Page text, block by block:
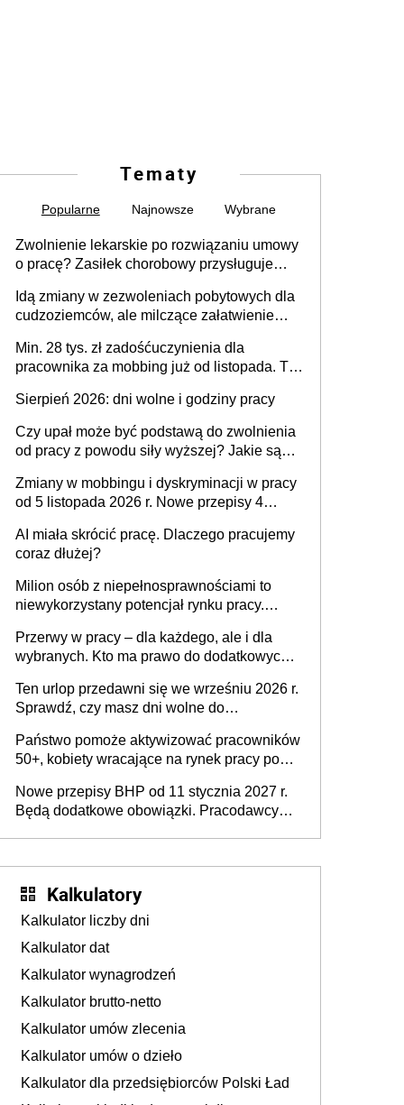
Tematy
Popularne Najnowsze Wybrane
Zwolnienie lekarskie po rozwiązaniu umowy
o pracę? Zasiłek chorobowy przysługuje
dni od ustania stosunku pracy
Idą zmiany w zezwoleniach pobytowych dla
cudzoziemców, ale milczące załatwienie
Min. 28 tys. zł zadośćuczynienia dla
pracownika za mobbing już od listopada. To
zespołu
Sierpień 2026: dni wolne i godziny pracy
Czy upał może być podstawą do zwolnienia
od pracy z powodu siły wyższej? Jakie są
Zmiany w mobbingu i dyskryminacji w pracy
od 5 listopada 2026 r. Nowe przepisy 4
Ustaw
AI miała skrócić pracę. Dlaczego pracujemy
coraz dłużej?
Milion osób z niepełnosprawnościami to
niewykorzystany potencjał rynku pracy.
dofinansowań czy refundacji, ale bariery po
stronie systemu i świadomości
pracodawców [WYWIAD]
Przerwy w pracy – dla każdego, ale i dla
wybranych. Kto ma prawo do dodatkowych
Ten urlop przedawni się we wrześniu 2026 r.
Sprawdź, czy masz dni wolne do
Państwo pomoże aktywizować pracowników
50+, kobiety wracające na rynek pracy po
osoby neuroatypowe. Powstanie Fundusz
na rzecz Inkluzywności w Zatrudnianiu?
Nowe przepisy BHP od 11 stycznia 2027 r.
Będą dodatkowe obowiązki. Pracodawcy
Kalkulatory
Kalkulator liczby dni
Kalkulator dat
Kalkulator wynagrodzeń
Kalkulator brutto-netto
Kalkulator umów zlecenia
Kalkulator umów o dzieło
Kalkulator dla przedsiębiorców Polski Ład